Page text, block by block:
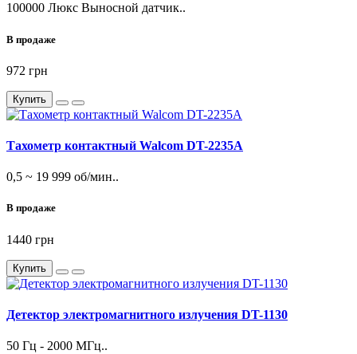
100000 Люкс Выносной датчик..
В продаже
972 грн
Купить
Тахометр контактный Walcom DT-2235A
0,5 ~ 19 999 об/мин..
В продаже
1440 грн
Купить
Детектор электромагнитного излучения DT-1130
50 Гц - 2000 МГц..